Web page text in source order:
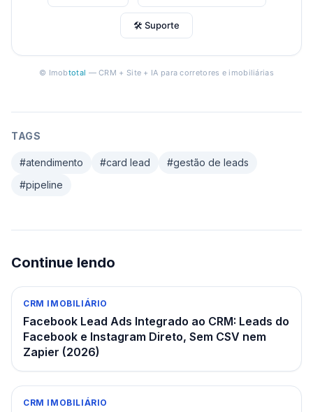
🛠 Suporte
© Imobtotal — CRM + Site + IA para corretores e imobiliárias
TAGS
#atendimento #card lead #gestão de leads
#pipeline
Continue lendo
CRM IMOBILIÁRIO
Facebook Lead Ads Integrado ao CRM: Leads do
Facebook e Instagram Direto, Sem CSV nem
Zapier (2026)
CRM IMOBILIÁRIO